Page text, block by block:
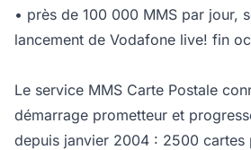
• près de 100 000 MMS par jour,
lancement de Vodafone live! fin
Le service MMS Carte Postale
démarrage prometteur et
depuis janvier 2004 : 2500 cartes